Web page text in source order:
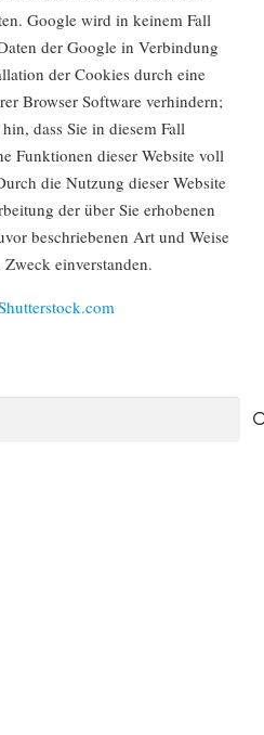
Google wird in keinem Fall
der Google in Verbindung
der Cookies durch eine
Browser Software verhindern;
dass Sie in diesem Fall
Funktionen dieser Website voll
die Nutzung dieser Website
der über Sie erhobenen
beschriebenen Art und Weise
einverstanden.